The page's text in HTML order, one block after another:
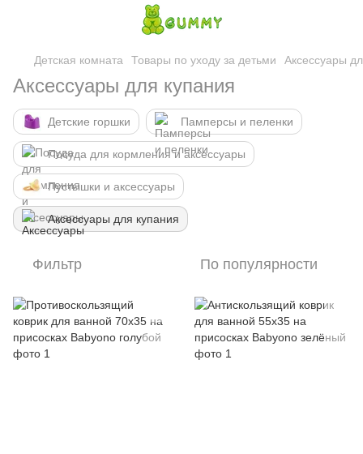
Детская комната Товары по уходу за детьми Аксессуары
Аксессуары для купания
Детские горшки Памперсы и пеленки
Посуда для кормления и аксессуары
Пустышки и аксессуары
Аксессуары для купания
Фильтр По популярности